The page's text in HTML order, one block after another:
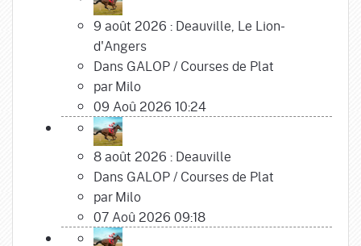
9 août 2026 : Deauville, Le Lion-
d'Angers
Dans GALOP/ Courses de Plat
parMilo
09 Aoû 2026 10:24
8 août 2026 : Deauville
Dans GALOP/ Courses de Plat
parMilo
07 Aoû 2026 09:18